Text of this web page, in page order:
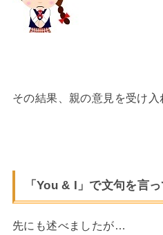
その結果、親の意見を受け入
「You & I」で文句を言
先にも述べましたが…